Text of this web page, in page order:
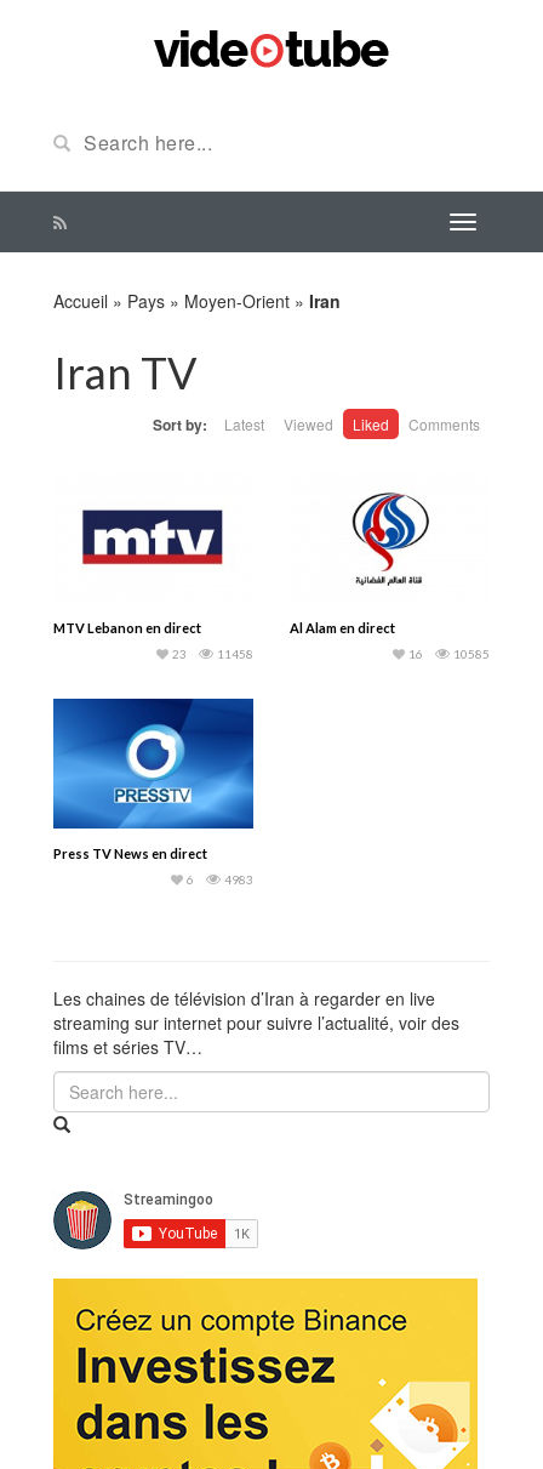
Accueil » Pays » Moyen-Orient » Iran
Iran TV
Sort by: Latest Viewed Liked Comments
MTV Lebanon en direct
11458
23
Al Alam en direct
10585
16
Press TV News en direct
4983
6
Les chaines de télévision d’Iran à regarder en live
streaming sur internet pour suivre l’actualité, voir des
films et séries TV…